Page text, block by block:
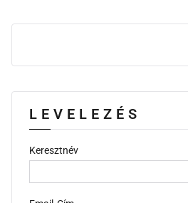
LEVELEZÉS
Keresztnév